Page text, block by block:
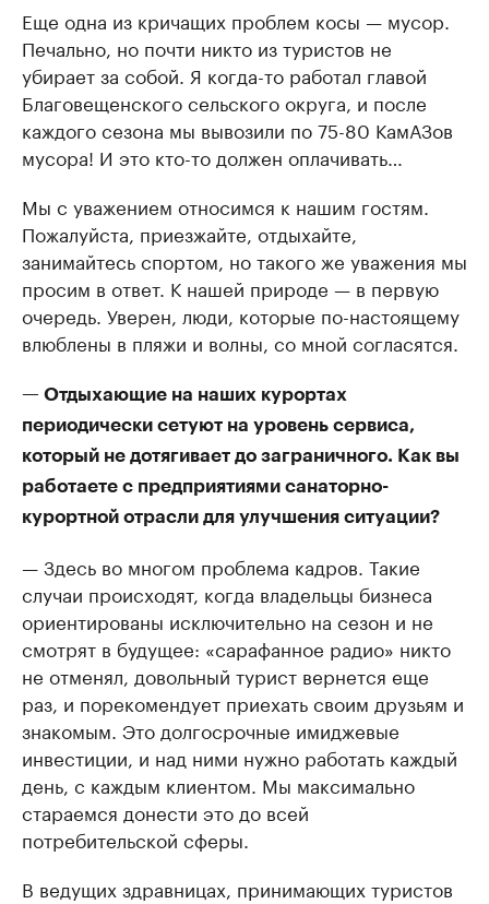
Еще одна из кричащих проблем косы — мусор.
Печально, но почти никто из туристов не
убирает за собой. Я когда-то работал главой
Благовещенского сельского округа, и после
каждого сезона мы вывозили по 75-80 КамАЗов
мусора! И это кто-то должен оплачивать…
Мы с уважением относимся к нашим гостям.
Пожалуйста, приезжайте, отдыхайте,
занимайтесь спортом, но такого же уважения мы
просим в ответ. К нашей природе — в первую
очередь. Уверен, люди, которые по-настоящему
влюблены в пляжи и волны, со мной согласятся.
— Отдыхающие на наших курортах
периодически сетуют на уровень сервиса,
который не дотягивает до заграничного. Как вы
работаете с предприятиями санаторно-
курортной отрасли для улучшения ситуации?
— Здесь во многом проблема кадров. Такие
случаи происходят, когда владельцы бизнеса
ориентированы исключительно на сезон и не
смотрят в будущее: «сарафанное радио» никто
не отменял, довольный турист вернется еще
раз, и порекомендует приехать своим друзьям и
знакомым. Это долгосрочные имиджевые
инвестиции, и над ними нужно работать каждый
день, с каждым клиентом. Мы максимально
стараемся донести это до всей
потребительской сферы.
В ведущих здравницах, принимающих туристов